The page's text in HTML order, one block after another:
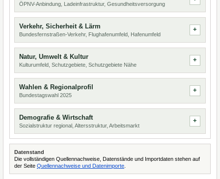
ÖPNV-Anbindung, Ladeinfrastruktur, Gesundheitsversorgung
Verkehr, Sicherheit & Lärm
Bundesfernstraßen-Verkehr, Flughafenumfeld, Hafenumfeld
Natur, Umwelt & Kultur
Kulturumfeld, Schutzgebiete, Schutzgebiete Nähe
Wahlen & Regionalprofil
Bundestagswahl 2025
Demografie & Wirtschaft
Sozialstruktur regional, Altersstruktur, Arbeitsmarkt
Datenstand
Die vollständigen Quellennachweise, Datenstände und Importdaten stehen auf
der Seite Quellennachweise und Datenimporte